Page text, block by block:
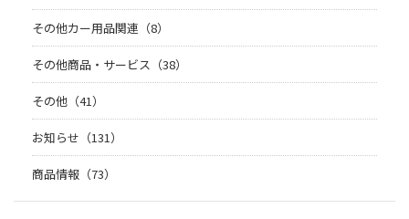
その他カー用品関連（8）
その他商品・サービス（38）
その他（41）
お知らせ（131）
商品情報（73）